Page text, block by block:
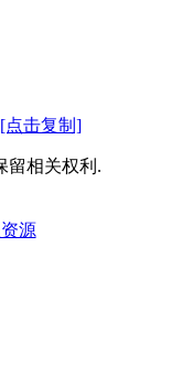
[点击复制]
留相关权利.